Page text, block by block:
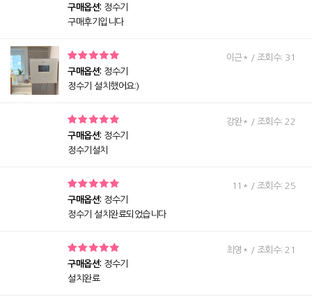
구매옵션: 정수기
구매후기입니다
구매옵션: 정수기
정수기 설치했어요:)
이근* / 조회수: 31
구매옵션: 정수기
정수기설치
강완* / 조회수: 22
구매옵션: 정수기
정수기 설치완료되었습니다
11* / 조회수: 25
구매옵션: 정수기
설치완료
최영* / 조회수: 21